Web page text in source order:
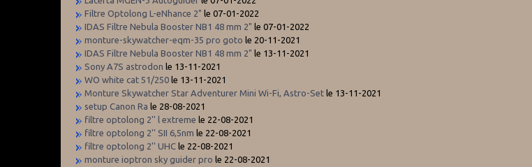
Filtre Optolong L-eNhance 2" le 07-01-2022
IDAS Filtre Nebula Booster NB1 48 mm 2" le 07-01-2022
monture-skywatcher-eqm-35 pro goto le 20-11-2021
IDAS Filtre Nebula Booster NB1 48 mm 2" le 13-11-2021
Sony A7S astrodon le 13-11-2021
WO white cat 51/250 le 13-11-2021
Monture Skywatcher Star Adventurer Mini Wi-Fi, Astro-Set le 13-11-2021
setup Canon Ra le 28-08-2021
filtre optolong 2'' l extreme le 22-08-2021
filtre optolong 2'' SII 6,5nm le 22-08-2021
filtre optolong 2'' UHC le 22-08-2021
monture ioptron sky guider pro le 22-08-2021